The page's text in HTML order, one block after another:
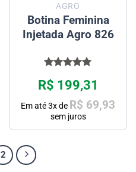
AGRO
Botina Feminina
Injetada Agro 826
5.00 de 5
R$ 199,31
Em até3x de R$ 69,93
sem juros
2